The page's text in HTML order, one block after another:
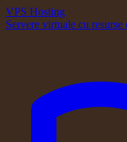
VPS Hosting
Servere virtuale cu